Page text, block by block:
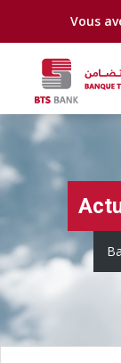
Vous